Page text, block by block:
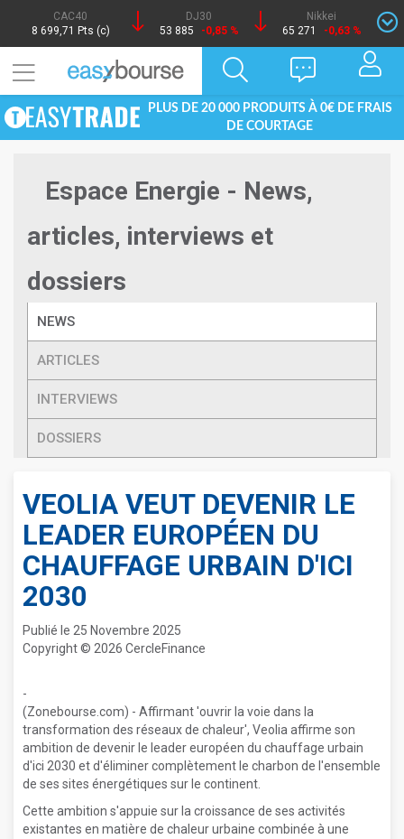
CAC40
8 699,71 Pts (c)
DJ30
53 885
-0,85 %
Nikkei
65 271
-0,63 %
PLUS DE 20 000 PRODUITS À 0€ DE FRAIS
DE COURTAGE
Espace Energie - News,
articles, interviews et
dossiers
NEWS
ARTICLES
INTERVIEWS
DOSSIERS
VEOLIA VEUT DEVENIR LE
LEADER EUROPÉEN DU
CHAUFFAGE URBAIN D'ICI
2030
Publié le 25 Novembre 2025
Copyright © 2026 CercleFinance
-
(Zonebourse.com) - Affirmant 'ouvrir la voie dans la
transformation des réseaux de chaleur', Veolia affirme son
ambition de devenir le leader européen du chauffage urbain
d'ici 2030 et d'éliminer complètement le charbon de l'ensemble
de ses sites énergétiques sur le continent.
Cette ambition s'appuie sur la croissance de ses activités
existantes en matière de chaleur urbaine combinée à une